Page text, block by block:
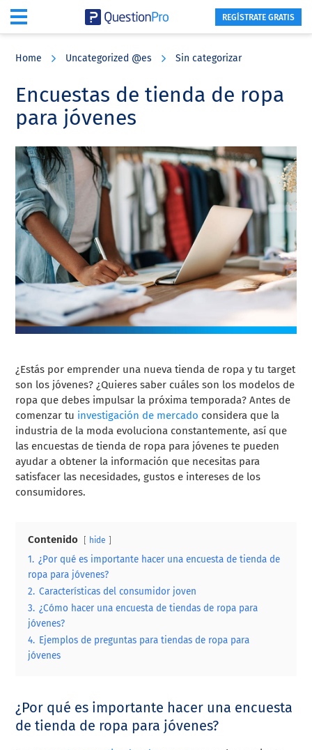
content
sidebar
REGÍSTRATE GRATIS
Home Uncategorized @es Sin categorizar
Encuestas de tienda de ropa
para jóvenes
¿Estás por emprender una nueva tienda de ropa y tu target
son los jóvenes? ¿Quieres saber cuáles son los modelos de
ropa que debes impulsar la próxima temporada? Antes de
comenzar tu investigación de mercado considera que la
industria de la moda evoluciona constantemente, así que
las encuestas de tienda de ropa para jóvenes te pueden
ayudar a obtener la información que necesitas para
satisfacer las necesidades, gustos e intereses de los
consumidores.
Contenido hide
1. ¿Por qué es importante hacer una encuesta de tienda de
ropa para jóvenes?
2. Características del consumidor joven
3. ¿Cómo hacer una encuesta de tiendas de ropa para
jóvenes?
4. Ejemplos de preguntas para tiendas de ropa para
jóvenes
¿Por qué es importante hacer una encuesta
de tienda de ropa para jóvenes?